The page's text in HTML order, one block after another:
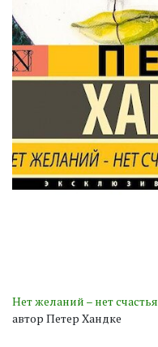
Нет желаний – нет счастья
автор Петер Хандке